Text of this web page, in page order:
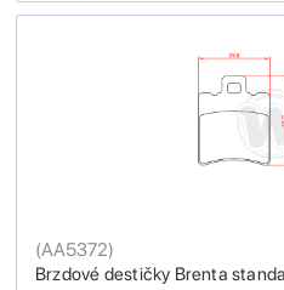
Brzdové destičky Brenta
(AA5372)